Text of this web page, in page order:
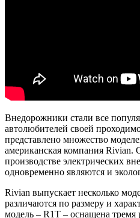
Внедорожники стали все
автолюбителей своей
представлено множество
американская компания Rivian.
производстве электрических
одновременно являются и
Rivian выпускает несколько
различаются по размеру и
модель – R1T – оснащена тремя